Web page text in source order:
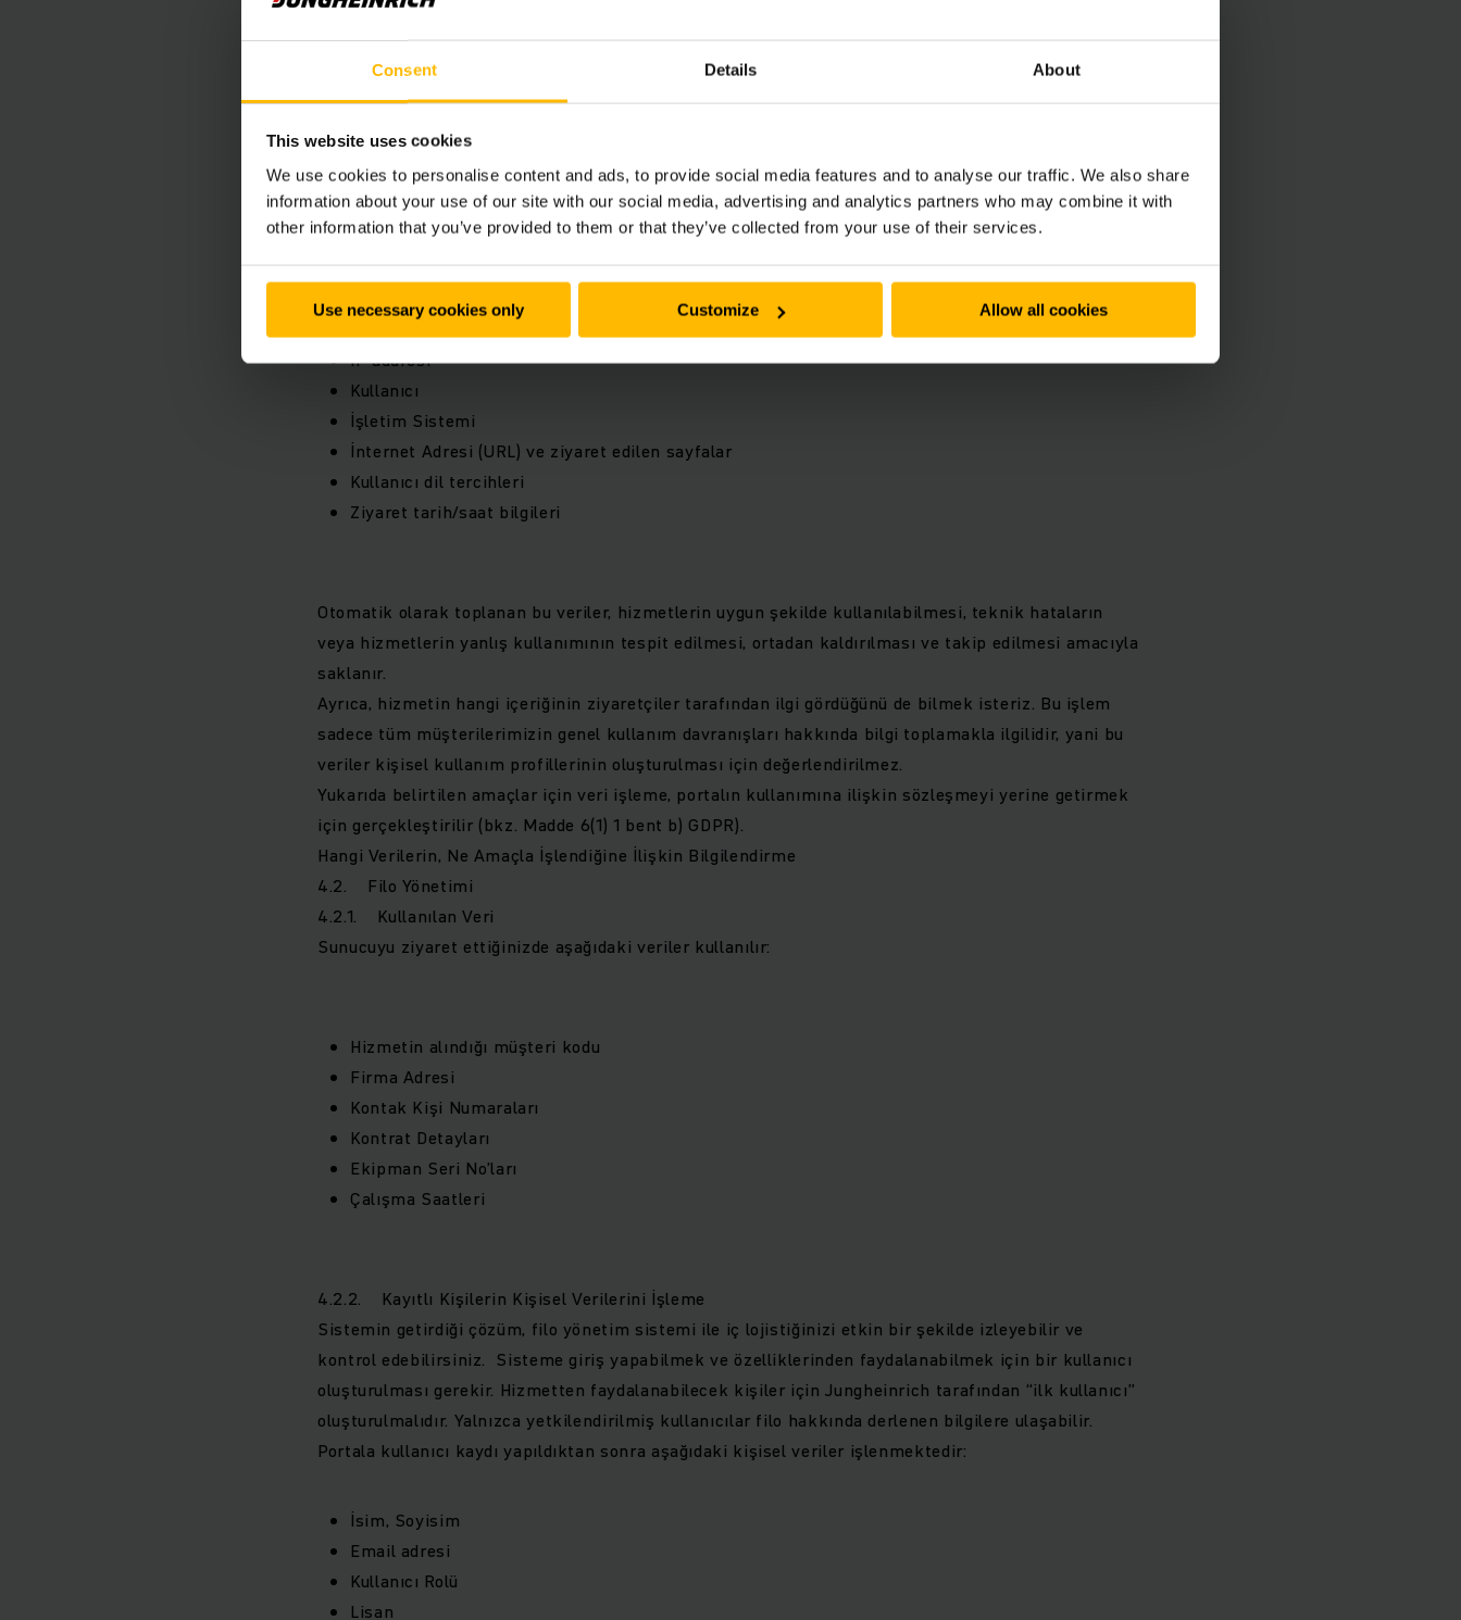
Consent Details About
This website uses cookies
We use cookies to personalise content and ads, to provide social media features and to analyse our traffic. We also share
information about your use of our site with our social media, advertising and analytics partners who may combine it with
other information that you’ve provided to them or that they’ve collected from your use of their services.
Use necessary cookies only Customize Allow all cookies
Bu, veriler yalnızca yasal olarak izin verilmesi, yasaların veri işlemeyi gerektirmesi ve kullanıcının
onay vermesi durumunda veya veri işlemenin 6. madde anlamında meşru menfaatlerimize dayalı
4.1. Otomatik Olarak Toplanan Veriler
Dijital hizmetlerimizi kullanmanız durumunda toplanan veriler:
IP addresi
Kullanıcı
İşletim Sistemi
İnternet Adresi (URL) ve ziyaret edilen sayfalar
Kullanıcı dil tercihleri
Ziyaret tarih/saat bilgileri
Otomatik olarak toplanan bu veriler, hizmetlerin uygun şekilde kullanılabilmesi, teknik hataların
veya hizmetlerin yanlış kullanımının tespit edilmesi, ortadan kaldırılması ve takip edilmesi amacıyla
saklanır.
Ayrıca, hizmetin hangi içeriğinin ziyaretçiler tarafından ilgi gördüğünü de bilmek isteriz. Bu işlem
sadece tüm müşterilerimizin genel kullanım davranışları hakkında bilgi toplamakla ilgilidir, yani bu
veriler kişisel kullanım profillerinin oluşturulması için değerlendirilmez.
Yukarıda belirtilen amaçlar için veri işleme, portalın kullanımına ilişkin sözleşmeyi yerine getirmek
için gerçekleştirilir (bkz. Madde 6(1) 1 bent b) GDPR).
Hangi Verilerin, Ne Amaçla İşlendiğine İlişkin Bilgilendirme
4.2. Filo Yönetimi
4.2.1. Kullanılan Veri
Sunucuyu ziyaret ettiğinizde aşağıdaki veriler kullanılır:
Hizmetin alındığı müşteri kodu
Firma Adresi
Kontak Kişi Numaraları
Kontrat Detayları
Ekipman Seri No’ları
Çalışma Saatleri
4.2.2. Kayıtlı Kişilerin Kişisel Verilerini İşleme
Sistemin getirdiği çözüm, filo yönetim sistemi ile iç lojistiğinizi etkin bir şekilde izleyebilir ve
kontrol edebilirsiniz. Sisteme giriş yapabilmek ve özelliklerinden faydalanabilmek için bir kullanıcı
oluşturulması gerekir. Hizmetten faydalanabilecek kişiler için Jungheinrich tarafından “ilk kullanıcı”
oluşturulmalıdır. Yalnızca yetkilendirilmiş kullanıcılar filo hakkında derlenen bilgilere ulaşabilir.
Portala kullanıcı kaydı yapıldıktan sonra aşağıdaki kişisel veriler işlenmektedir:
İsim, Soyisim
Email adresi
Kullanıcı Rolü
Lisan